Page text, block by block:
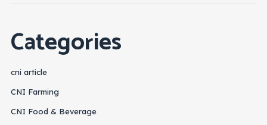
Categories
cni article
CNI Farming
CNI Food & Beverage